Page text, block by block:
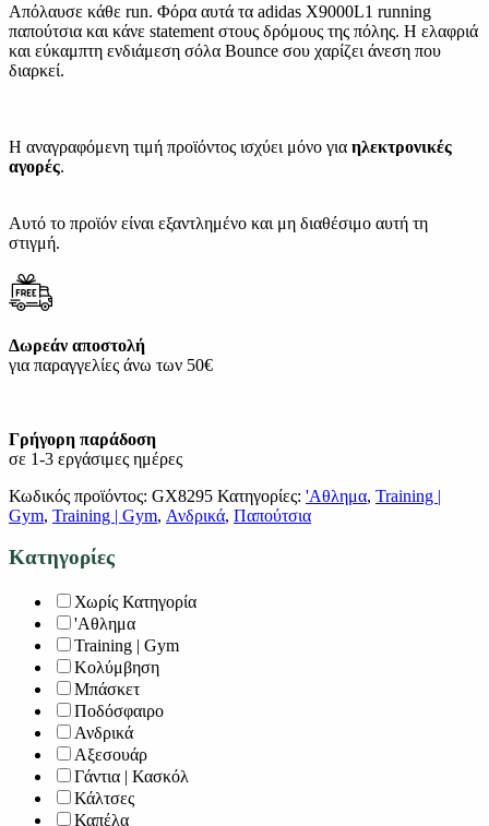
Απόλαυσε κάθε run. Φόρα αυτά τα adidas X9000L1 running
παπούτσια και κάνε statement στους δρόμους της πόλης. Η ελαφριά
και εύκαμπτη ενδιάμεση σόλα Bounce σου χαρίζει άνεση που
διαρκεί.
Η αναγραφόμενη τιμή προϊόντος ισχύει μόνο για ηλεκτρονικές
αγορές.
Αυτό το προϊόν είναι εξαντλημένο και μη διαθέσιμο αυτή τη
στιγμή.
Δωρεάν αποστολή
για παραγγελίες άνω των 50€
Γρήγορη παράδοση
σε 1-3 εργάσιμες ημέρες
Κωδικός προϊόντος: GX8295 Κατηγορίες: 'Αθλημα, Training |
Gym, Training | Gym, Ανδρικά, Παπούτσια
Κατηγορίες
Χωρίς Κατηγορία
'Αθλημα
Training | Gym
Κολύμβηση
Μπάσκετ
Ποδόσφαιρο
Ανδρικά
Αξεσουάρ
Γάντια | Κασκόλ
Κάλτσες
Καπέλα